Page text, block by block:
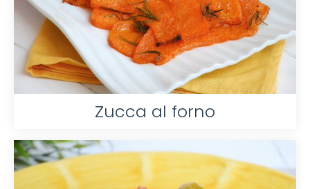
Zucca al forno